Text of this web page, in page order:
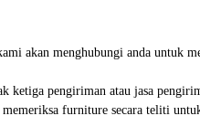
akan menghubungi anda untuk
ketiga pengiriman atau jasa
furniture secara teliti